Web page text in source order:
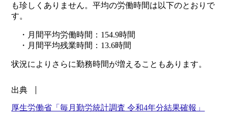
も珍しくありません。平均の労働時間は以下のとおりで
す。
・月間平均労働時間：154.9時間
・月間平均残業時間：13.6時間
状況によりさらに勤務時間が増えることもあります。
出典
厚生労働省「毎月勤労統計調査 令和4年分結果確報」